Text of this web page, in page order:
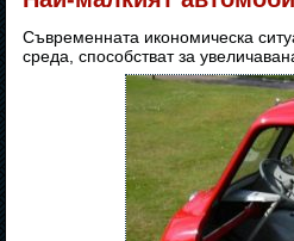
Съвременната икономическа
среда, способстват за